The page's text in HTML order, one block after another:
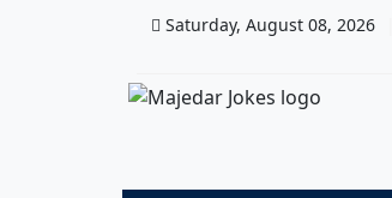
Saturday, August 08, 2026